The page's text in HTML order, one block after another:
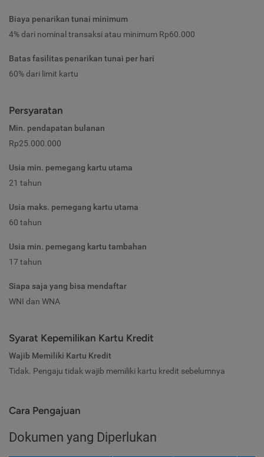
Biaya penarikan tunai minimum
4% dari nominal transaksi atau minimum Rp60.000
Batas fasilitas penarikan tunai per hari
60% dari limit kartu
Persyaratan
Min. pendapatan bulanan
Rp25.000.000
Usia min. pemegang kartu utama
21 tahun
Usia maks. pemegang kartu utama
60 tahun
Usia min. pemegang kartu tambahan
17 tahun
Siapa saja yang bisa mendaftar
WNI dan WNA
Syarat Kepemilikan Kartu Kredit
Wajib Memiliki Kartu Kredit
Tidak. Pengaju tidak wajib memiliki kartu kredit sebelumnya
Cara Pengajuan
Dokumen yang Diperlukan